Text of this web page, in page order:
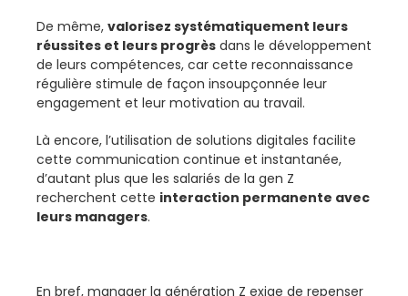
De même, valorisez systématiquement leurs
réussites et leurs progrès dans le développement
de leurs compétences, car cette reconnaissance
régulière stimule de façon insoupçonnée leur
engagement et leur motivation au travail.
Là encore, l’utilisation de solutions digitales facilite
cette communication continue et instantanée,
d’autant plus que les salariés de la gen Z
recherchent cette interaction permanente avec
leurs managers.
En bref, manager la génération Z exige de repenser